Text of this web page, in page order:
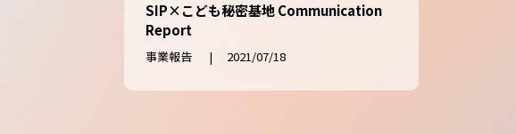
SIP×こども秘密基地 Communication
Report
事業報告 | 2021/07/18